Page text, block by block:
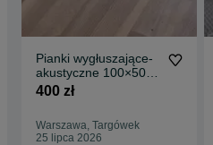
3) porady i konsultacje techniczne
5) sklep stacjonarny w Markach
Jeśli nasi wszyscy konsultanci są
skontaktujemy się z Tobą
Wysyłka od 299zł Gratis!
Pianki wygłuszające-
akustyczne 100×50×5
cm – 14 sztuk
400 zł
Warszawa, Targówek
25 lipca 2026